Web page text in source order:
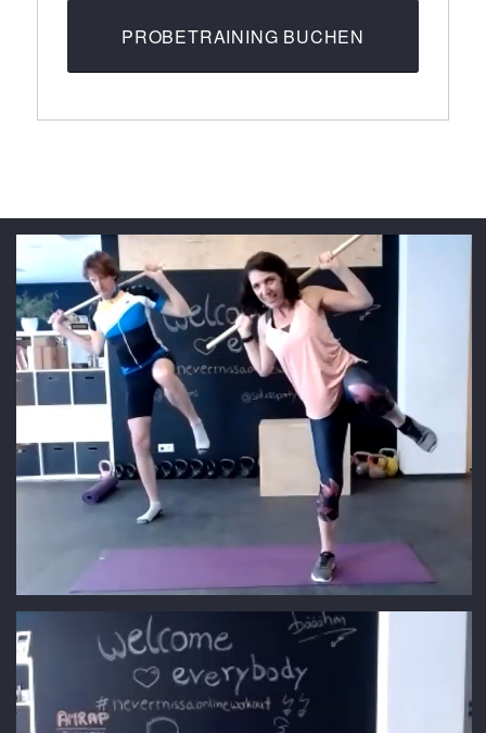
PROBETRAINING BUCHEN